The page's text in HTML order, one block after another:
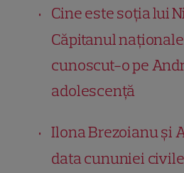
Cine este soția lui
Căpitanul
cunoscut-o pe
adolescență
Ilona Brezoianu și
data cununiei